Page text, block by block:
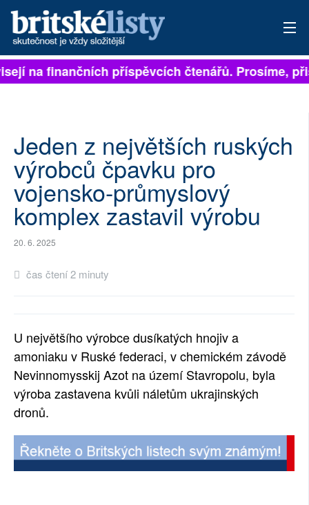
PŘIHLÁSIT
ARCHIV
ROZHOVORY
TÉMATA
NEJČTENĚJŠÍ ZA 7 DNÍ
RUBRIKY
PLNÁ VERZE STRÁNEK
na finančních příspěvcích čtenářů. Prosíme,
Jeden z největších ruských
výrobců čpavku pro
vojensko-průmyslový
komplex zastavil výrobu
20. 6. 2025
čas čtení 2 minuty
U největšího výrobce dusíkatých hnojiv a
amoniaku v Ruské federaci, v chemickém závodě
Nevinnomysskij Azot na území Stavropolu, byla
výroba zastavena kvůli náletům ukrajinských
dronů.